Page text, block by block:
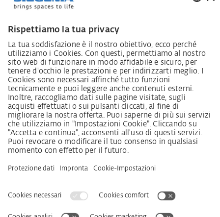
Lieferantenkodex
LkSG-Merkblatt für Lieferanten
Grundsatzerklärung Menschenrechtsstrategie
Beschwerdeverfahren
Impressum
AVB
Informativa sulla protezione dei dati personali
Dichiarazione sull‘Accessibilità